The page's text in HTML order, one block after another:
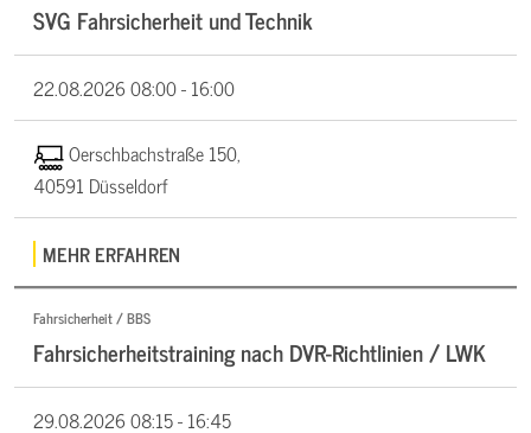
SVG Fahrsicherheit und Technik
22.08.202608:00 - 16:00
Oerschbachstraße 150,
40591 Düsseldorf
MEHR ERFAHREN
Fahrsicherheit / BBS
Fahrsicherheitstraining nach DVR-Richtlinien / LWK
29.08.202608:15 - 16:45